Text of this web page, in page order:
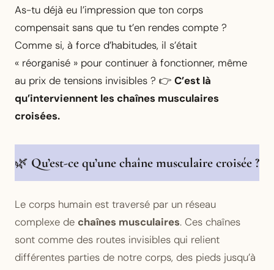
As-tu déjà eu l’impression que ton corps
compensait sans que tu t’en rendes compte ?
Comme si, à force d’habitudes, il s’était
« réorganisé » pour continuer à fonctionner, même
au prix de tensions invisibles ? 👉 C’est là
qu’interviennent les chaînes musculaires
croisées.
🌿 Qu’est-ce qu’une chaîne musculaire croisée ?
Le corps humain est traversé par un réseau
complexe de chaînes musculaires. Ces chaînes
sont comme des routes invisibles qui relient
différentes parties de notre corps, des pieds jusqu’à